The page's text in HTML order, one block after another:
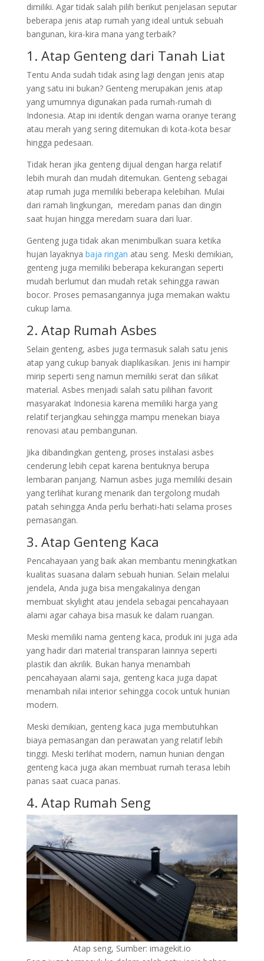
dimiliki. Agar tidak salah pilih berikut penjelasan seputar
beberapa jenis atap rumah yang ideal untuk sebuah
bangunan, kira-kira mana yang terbaik?
1. Atap Genteng dari Tanah Liat
Tentu Anda sudah tidak asing lagi dengan jenis atap
yang satu ini bukan? Genteng merupakan jenis atap
yang umumnya digunakan pada rumah-rumah di
Indonesia. Atap ini identik dengan warna oranye terang
atau merah yang sering ditemukan di kota-kota besar
hingga pedesaan.
Tidak heran jika genteng dijual dengan harga relatif
lebih murah dan mudah ditemukan. Genteng sebagai
atap rumah juga memiliki beberapa kelebihan. Mulai
dari ramah lingkungan, meredam panas dan dingin
saat hujan hingga meredam suara dari luar.
Genteng juga tidak akan menimbulkan suara ketika
hujan layaknya baja ringan atau seng. Meski demikian,
genteng juga memiliki beberapa kekurangan seperti
mudah berlumut dan mudah retak sehingga rawan
bocor. Proses pemasangannya juga memakan waktu
cukup lama.
2. Atap Rumah Asbes
Selain genteng, asbes juga termasuk salah satu jenis
atap yang cukup banyak diaplikasikan. Jenis ini hampir
mirip seperti seng namun memiliki serat dan silikat
material. Asbes menjadi salah satu pilihan favorit
masyarakat Indonesia karena memiliki harga yang
relatif terjangkau sehingga mampu menekan biaya
renovasi atau pembangunan.
Jika dibandingkan genteng, proses instalasi asbes
cenderung lebih cepat karena bentuknya berupa
lembaran panjang. Namun asbes juga memiliki desain
yang terlihat kurang menarik dan tergolong mudah
patah sehingga Anda perlu berhati-hati selama proses
pemasangan.
3. Atap Genteng Kaca
Pencahayaan yang baik akan membantu meningkatkan
kualitas suasana dalam sebuah hunian. Selain melalui
jendela, Anda juga bisa mengakalinya dengan
membuat skylight atau jendela sebagai pencahayaan
alami agar cahaya bisa masuk ke dalam ruangan.
Meski memiliki nama genteng kaca, produk ini juga ada
yang hadir dari material transparan lainnya seperti
plastik dan akrilik. Bukan hanya menambah
pencahayaan alami saja, genteng kaca juga dapat
menambah nilai interior sehingga cocok untuk hunian
modern.
Meski demikian, genteng kaca juga membutuhkan
biaya pemasangan dan perawatan yang relatif lebih
tinggi. Meski terlihat modern, namun hunian dengan
genteng kaca juga akan membuat rumah terasa lebih
panas saat cuaca panas.
4. Atap Rumah Seng
Atap seng, Sumber: imagekit.io